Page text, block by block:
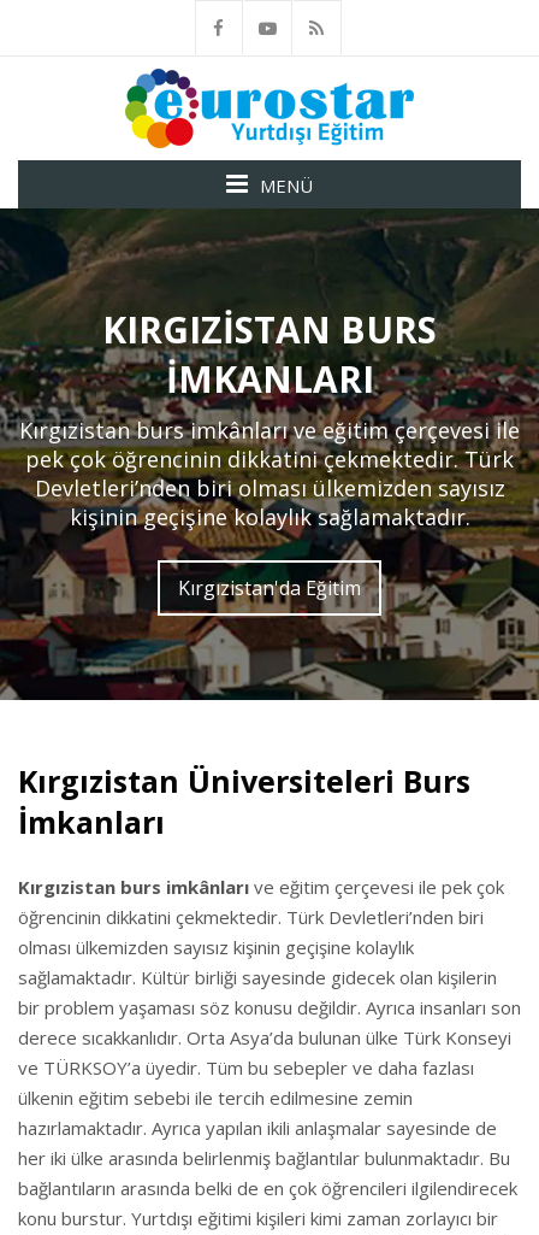
MENÜ
KIRGIZISTAN BURS
İMKANLARI
Kırgızistan burs imkânları ve eğitim çerçevesi ile
pek çok öğrencinin dikkatini çekmektedir. Türk
Devletleri’nden biri olması ülkemizden sayısız
kişinin geçişine kolaylık sağlamaktadır.
Kırgızistan'da Eğitim
Kırgızistan Üniversiteleri Burs
İmkanları
Kırgızistan burs imkânları ve eğitim çerçevesi ile pek çok
öğrencinin dikkatini çekmektedir. Türk Devletleri’nden biri
olması ülkemizden sayısız kişinin geçişine kolaylık
sağlamaktadır. Kültür birliği sayesinde gidecek olan kişilerin
bir problem yaşaması söz konusu değildir. Ayrıca insanları son
derece sıcakkanlıdır. Orta Asya’da bulunan ülke Türk Konseyi
ve TÜRKSOY’a üyedir. Tüm bu sebepler ve daha fazlası
ülkenin eğitim sebebi ile tercih edilmesine zemin
hazırlamaktadır. Ayrıca yapılan ikili anlaşmalar sayesinde de
her iki ülke arasında belirlenmiş bağlantılar bulunmaktadır. Bu
bağlantıların arasında belki de en çok öğrencileri ilgilendirecek
konu burstur. Yurtdışı eğitimi kişileri kimi zaman zorlayıcı bir